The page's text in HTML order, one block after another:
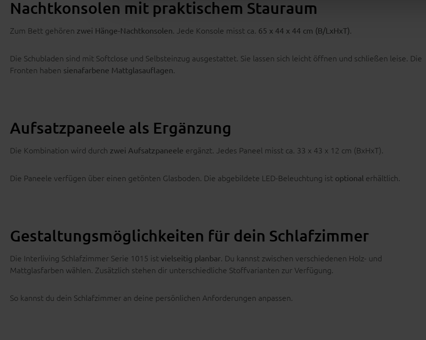
Nachtkonsolen mit praktischem Stauraum
Zum Bett gehören zwei Hänge-Nachtkonsolen. Jede Konsole misst ca. 65 x 44 x 44 cm (B/LxHxT).
Die Schubladen sind mit Softclose und Selbsteinzug ausgestattet. Sie lassen sich leicht öffnen und schließen leise. Die
Fronten haben sienafarbene Mattglasauflagen.
Aufsatzpaneele als Ergänzung
Die Kombination wird durch zwei Aufsatzpaneele ergänzt. Jedes Paneel misst ca. 33 x 43 x 12 cm (BxHxT).
Die Paneele verfügen über einen getönten Glasboden. Die abgebildete LED-Beleuchtung ist optional erhältlich.
Gestaltungsmöglichkeiten für dein Schlafzimmer
Die Interliving Schlafzimmer Serie 1015 ist vielseitig planbar. Du kannst zwischen verschiedenen Holz- und
Mattglasfarben wählen. Zusätzlich stehen dir unterschiedliche Stoffvarianten zur Verfügung.
So kannst du dein Schlafzimmer an deine persönlichen Anforderungen anpassen.